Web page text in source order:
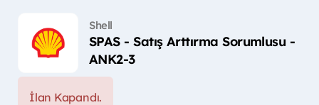
Shell
SPAS - Satış Arttırma Sorumlusu -
ANK2-3
İlan Kapandı.